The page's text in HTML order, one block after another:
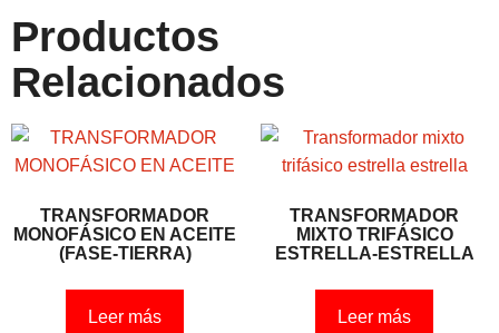
Productos
Relacionados
TRANSFORMADOR
MONOFÁSICO EN ACEITE
(FASE-TIERRA)
Leer más
TRANSFORMADOR
MIXTO TRIFÁSICO
ESTRELLA-ESTRELLA
Leer más